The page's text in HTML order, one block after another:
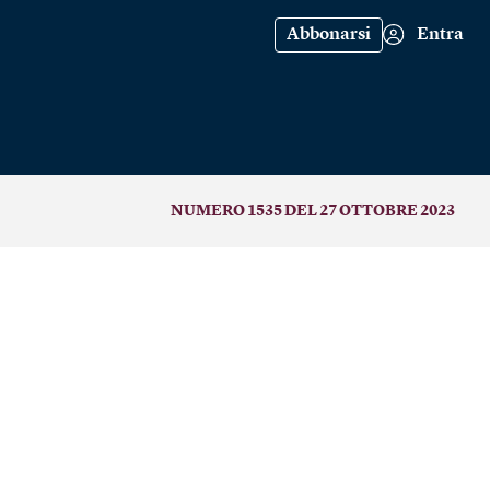
Abbonarsi Entra
NUMERO 1535 DEL 27 OTTOBRE 2023